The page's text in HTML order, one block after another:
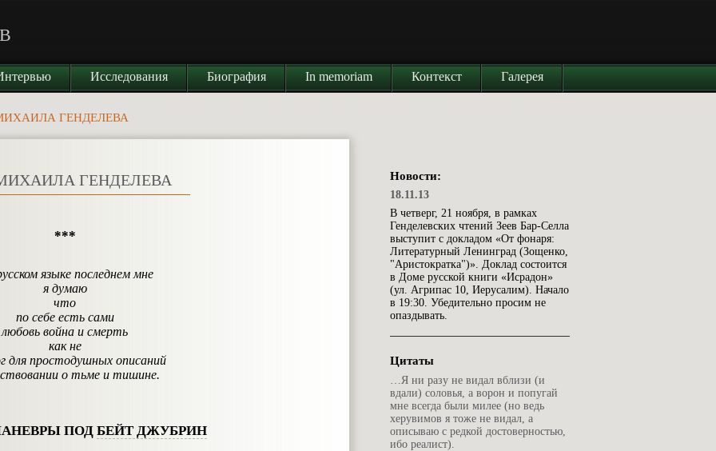
Исследования Биография In memoriam Контекст Галерея
ГЕНДЕЛЕВА
ГЕНДЕЛЕВА
***
языке последнем мне
я думаю
что
по себе есть сами
любовь война и смерть
как не
для простодушных описаний
о тьме и тишине.
ПОД БЕЙТ ДЖУБРИН
Новости:
18.11.13
В четверг, 21 ноября, в рамках
Генделевских чтений Зеев Бар-Селла
выступит с докладом «От фонаря:
Литературный Ленинград (Зощенко,
"Аристократка")». Доклад состоится
в Доме русской книги «Исрадон»
(ул. Агрипас 10, Иерусалим). Начало
в 19:30. Убедительно просим не
опаздывать.
Цитаты
Я ни разу не видал вблизи (и
вдали) соловья, а ворон и попугай
мне всегда были милее (но ведь
херувимов я тоже не видал, а
описываю с редкой достоверностью,
ибо реалист).